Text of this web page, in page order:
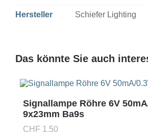
Hersteller Schiefer Lighting
Das könnte Sie auch
Signallampe Röhre 6V
9x23mm Ba9s
CHF 1.50